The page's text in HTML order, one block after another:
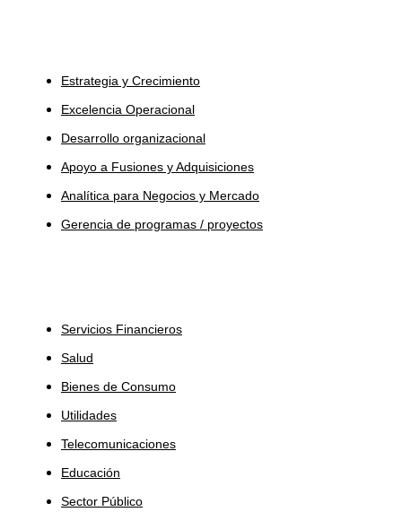
Estrategia y Crecimiento
Excelencia Operacional
Desarrollo organizacional
Apoyo a Fusiones y Adquisiciones
Analítica para Negocios y Mercado
Gerencia de programas / proyectos
Servicios Financieros
Salud
Bienes de Consumo
Utilidades
Telecomunicaciones
Educación
Sector Público